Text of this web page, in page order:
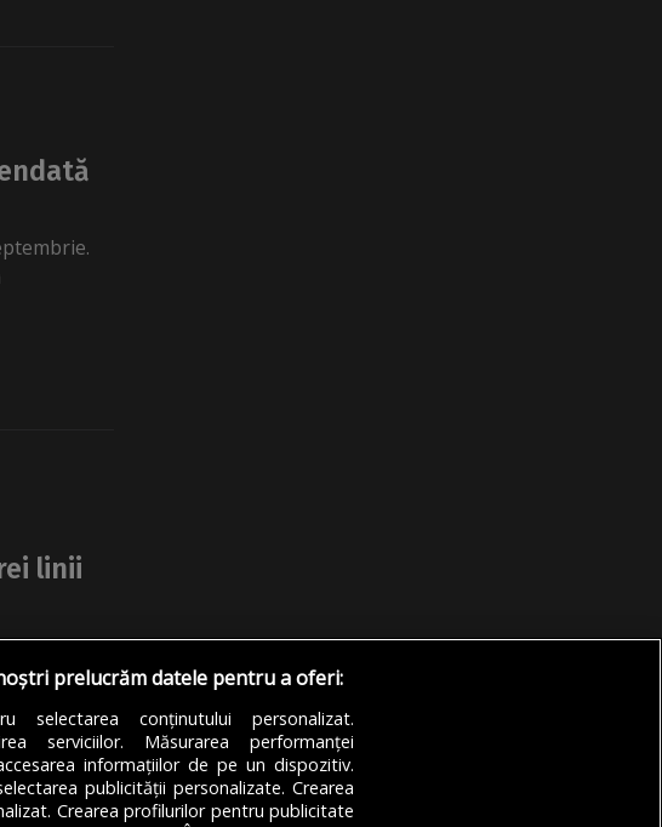
linii
începând
pe...
prelucrăm datele pentru a oferi:
selectarea conținutului personalizat.
serviciilor. Măsurarea performanței
informațiilor de pe un dispozitiv.
publicității personalizate. Crearea
Crearea profilurilor pentru publicitate